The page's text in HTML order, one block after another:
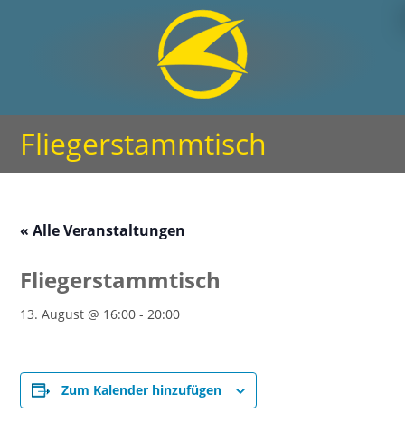
Fliegerstammtisch
« Alle Veranstaltungen
Fliegerstammtisch
13. August @ 16:00 -20:00
Zum Kalender hinzufügen